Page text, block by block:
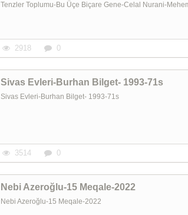
Tenzler Toplumu-Bu Üçe Biçare Gene-Celal Nurani-
2918 0
Sivas Evleri-Burhan Bilget- 1993-71s
Sivas Evleri-Burhan Bilget- 1993-71s
3514 0
Nebi Azeroğlu-15 Meqale-2022
Nebi Azeroğlu-15 Meqale-2022